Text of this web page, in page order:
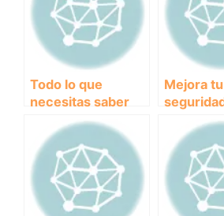
Todo lo que
necesitas saber
sobre los
cinturones
ajustables para
corredor
Mejora tu
correr
cinturón
bandas